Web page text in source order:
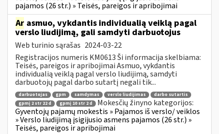
pajamos (26 str.) » Teisės, pareigos ir apribojimai
Ar asmuo, vykdantis individualią veiklą pagal
verslo liudijimą, gali samdyti darbuotojus
Web turinio sąrašas 2024-03-22
Registracijos numeris KM0613 Ši informacija skelbiama:
Teisės, pareigos ir apribojimai Asmuo, vykdantis
individualią veiklą pagal verslo liudijimą, samdyti
darbuotojų pagal darbo sutartį negali tik...
darbuotojas gpm samdymas verslo liudijimas
darbo sutartis
gpmį 2 str 22 d
gpmį 10 str 2 d
Mokesčių žinyno kategorijos:
Gyventojų pajamų mokestis » Pajamos iš verslo/ veiklos
» Verslo liudijimą įsigijusio asmens pajamos (26 str.) »
Teisės, pareigos ir apribojimai